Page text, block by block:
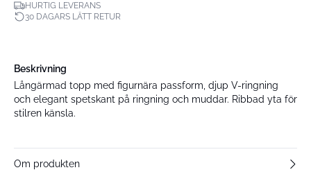
HURTIG LEVERANS
30 DAGARS LÄTT RETUR
Beskrivning
Långärmad topp med figurnära passform, djup V-ringning
och elegant spetskant på ringning och muddar. Ribbad yta för
stilren känsla.
Om produkten